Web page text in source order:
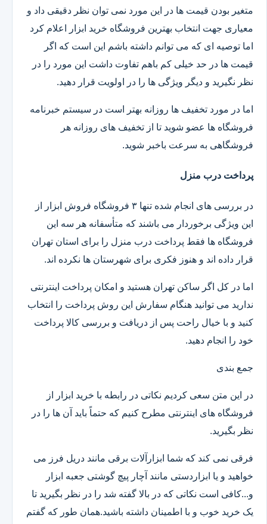
متغیر بودن قیمت ها در این مورد نمی توان نظر دقیقی داد و
معیاری جهت انتخاب بهترین فروشگاه خرید ابزار اعلام کرد
اما توصیه ای که می توانم داشته باشم این است که اگر
قیمت ها در حد خیلی کم باهم تفاوت داشت این مورد را در
نظر نگیرید و دیگر ویژگی ها را در اولویت قرار دهید.
اما در مورد تخفیف ها روزانه بهتر است در سیستم خبرنامه
فروشگاه ها عضو شوید تا از تخفیف های روزانه هر
فروشگاهی به سرعت باخبر شوید.
پرداخت درب منزل
در بررسی های انجام شده تنها ۳ فروشگاه فروش ابزار از
این ویژگی برخوردار می باشند که متأسفانه هر سه این
فروشگاه ها فقط پرداخت درب منزل را برای استان تهران
قرار داده اند و هنوز فکری برای شهرستان ها نکرده اند.
اما در کل اگر ساکن تهران هستید و امکان پرداخت اینترنتی
ندارید می توانید هنگام سفارش این روش پرداخت را انتخاب
کنید و با خیال راحت پس از دریافت و بررسی کالا پرداخت
خود را انجام دهید.
جمع بندی
در این متن سعی کردیم نکاتی در رابطه با خرید ابزار از
فروشگاه های اینترنتی مطرح کنیم که حتماً باید آن ها را در
نظر بگیرید.
فرقی نمی کند که شما ابزارآلات برقی مانند دریل فرز می
خواهید و یا ابزاردستی مانند آچار پیچ گوشتی جعبه ابزار
و...کافی است نکاتی که در بالا گفته شد را در نظر بگیرید تا
یک خرید خوب و با اطمینان داشته باشید.همان طور که گفتم